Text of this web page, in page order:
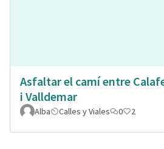
Asfaltar el camí entre
i Valldemar
Alba Calles y Viales 0 2